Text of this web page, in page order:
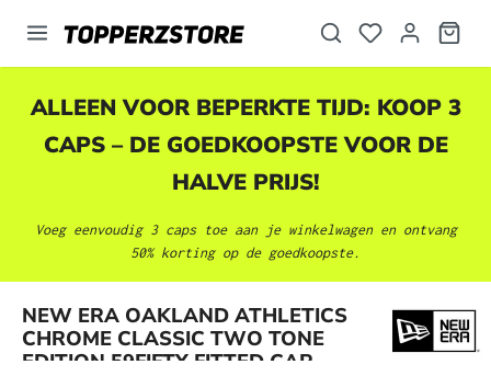
ALLEEN VOOR BEPERKTE TIJD: KOOP 3
CAPS – DE GOEDKOOPSTE VOOR DE
HALVE PRIJS!
Voeg eenvoudig 3 caps toe aan je winkelwagen en ontvang
50% korting op de goedkoopste.
NEW ERA OAKLAND ATHLETICS
CHROME CLASSIC TWO TONE
EDITION 59FIFTY FITTED CAP
Afbeeldingengalerij overslaan